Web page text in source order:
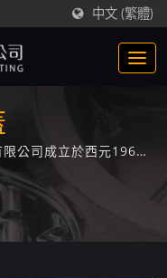
中文 (繁體)
公司成立於西元1969
專業廠家，累積長達50
技術。